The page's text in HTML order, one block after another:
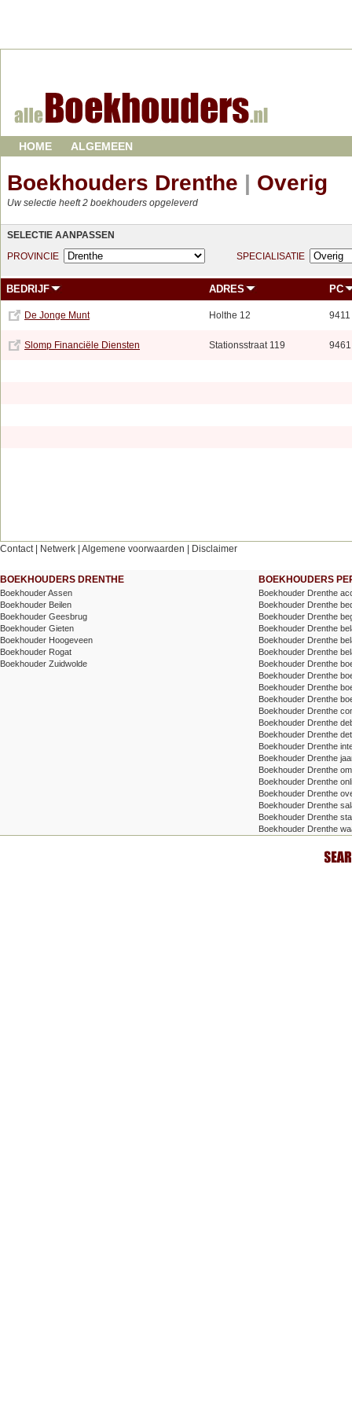
HOME ALGEMEEN
Boekhouders Drenthe | Overig
Uw selectie heeft 2 boekhouders opgeleverd
SELECTIE AANPASSEN
PROVINCIE
SPECIALISATIE
BEDRIJF ADRES PC
De Jonge Munt Holthe 12 9411
Slomp Financiële Diensten Stationsstraat 119
Contact| Netwerk Algemene voorwaarden Disclaimer
BOEKHOUDERS DRENTHE
Boekhouder Assen
Boekhouder Beilen
Boekhouder Geesbrug
Boekhouder Gieten
Boekhouder Hoogeveen
Boekhouder Rogat
Boekhouder Zuidwolde
BOEKHOUDERS
Boekhouder Drenthe
Boekhouder Drenthe
Boekhouder Drenthe
Boekhouder Drenthe
Boekhouder Drenthe
Boekhouder Drenthe
Boekhouder Drenthe
Boekhouder Drenthe
Boekhouder Drenthe
Boekhouder Drenthe
Boekhouder Drenthe
Boekhouder Drenthe
Boekhouder Drenthe
Boekhouder Drenthe
Boekhouder Drenthe
Boekhouder Drenthe
Boekhouder Drenthe
Boekhouder Drenthe
Boekhouder Drenthe
Boekhouder Drenthe
Boekhouder Drenthe